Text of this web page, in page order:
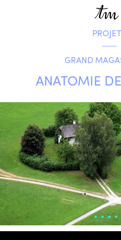
SAISON
A LA
GRAND
ANATOMIE